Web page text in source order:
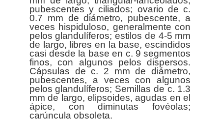
pubescentes y ciliados; ovario de c.
0.7 mm de diámetro, pubescente, a
veces hispiduloso, generalmente con
pelos glandulíferos; estilos de 4-5 mm
de largo, libres en la base, escindidos
casi desde la base en c. 9 segmentos
finos, con algunos pelos dispersos.
Cápsulas de c. 2 mm de diámetro,
pubescentes, a veces con algunos
pelos glandulíferos; Semillas de c. 1.3
mm de largo, elipsoides, agudas en el
ápice, con diminutas fovéolas;
carúncula obsoleta.